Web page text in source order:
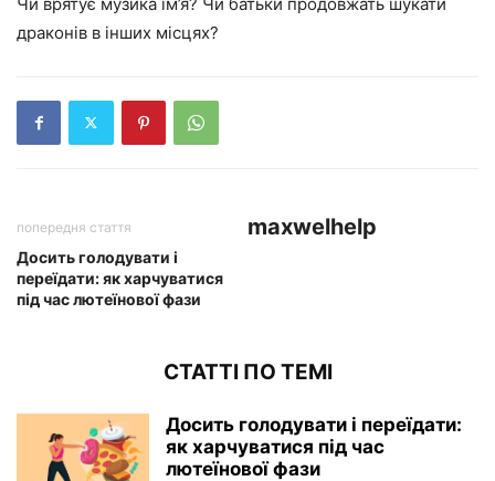
драконів в інших місцях?
попередня стаття
Досить голодувати і
переїдати: як харчуватися
під час лютеїнової фази
maxwelhelp
СТАТТІ ПО ТЕМІ
Досить голодувати і переїдати:
як харчуватися під час
лютеїнової фази